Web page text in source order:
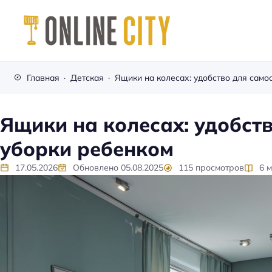
ь
н
а
к
Главная Детская
Ящики на колесах:
уборки ребенком
17.05.2026 Обновлено 05.08.2025 115 просмотров 6